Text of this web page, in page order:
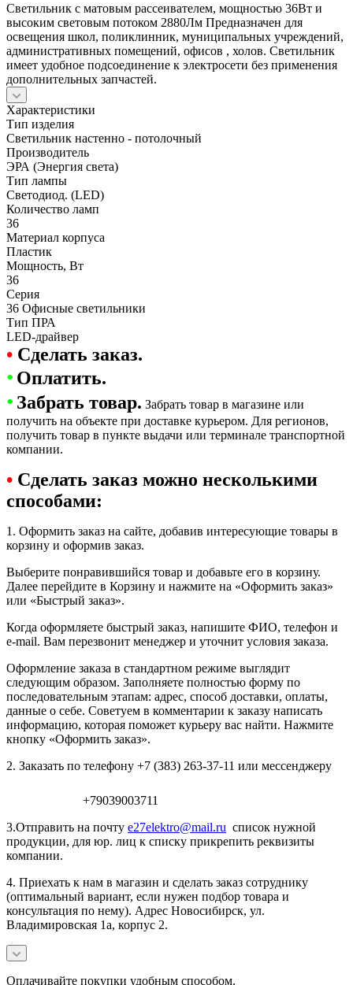
Светильник с матовым рассеивателем, мощностью 36Вт и
высоким световым потоком 2880Лм Предназначен для
освещения школ, поликлинник, муниципальных учреждений,
административных помещений, офисов , холов. Светильник
имеет удобное подсоединение к электросети без применения
дополнительных запчастей.
Характеристики
Тип изделия
Светильник настенно - потолочный
Производитель
ЭРА (Энергия света)
Тип лампы
Светодиод. (LED)
Количество ламп
36
Материал корпуса
Пластик
Мощность, Вт
36
Серия
36 Офисные светильники
Тип ПРА
LED-драйвер
• Сделать заказ.
• Оплатить.
• Забрать товар. Забрать товар в магазине или
получить на объекте при доставке курьером. Для регионов,
получить товар в пункте выдачи или терминале транспортной
компании.
• Сделать заказ можно несколькими
способами:
1. Оформить заказ на сайте, добавив интересующие товары в
корзину и оформив заказ.
Выберите понравившийся товар и добавьте его в корзину.
Далее перейдите в Корзину и нажмите на «Оформить заказ»
или «Быстрый заказ».
Когда оформляете быстрый заказ, напишите ФИО, телефон и
e-mail. Вам перезвонит менеджер и уточнит условия заказа.
Оформление заказа в стандартном режиме выглядит
следующим образом. Заполняете полностью форму по
последовательным этапам: адрес, способ доставки, оплаты,
данные о себе. Советуем в комментарии к заказу написать
информацию, которая поможет курьеру вас найти. Нажмите
кнопку «Оформить заказ».
2. Заказать по телефону +7 (383) 263-37-11 или мессенджеру
+79039003711
3.Отправить на почту e27elektro@mail.ru список нужной
продукции, для юр. лиц к списку прикрепить реквизиты
компании.
4. Приехать к нам в магазин и сделать заказ сотруднику
(оптимальный вариант, если нужен подбор товара и
консультация по нему). Адрес Новосибирск, ул.
Владимировская 1а, корпус 2.
Оплачивайте покупки удобным способом.